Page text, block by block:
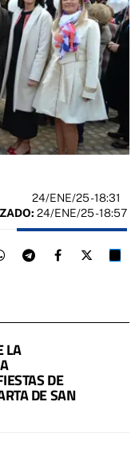
24/ENE/25- 18:31
24/ENE/25 - 18:57
LA
DE
DE SAN